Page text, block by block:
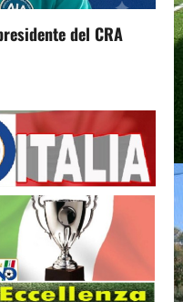
del CRA